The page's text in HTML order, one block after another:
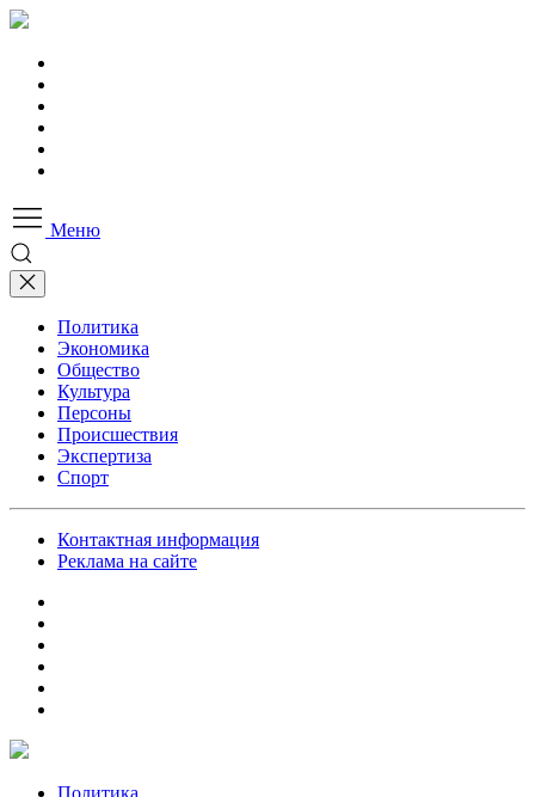
Меню
Политика
Экономика
Общество
Культура
Персоны
Происшествия
Экспертиза
Спорт
Контактная информация
Реклама на сайте
Политика